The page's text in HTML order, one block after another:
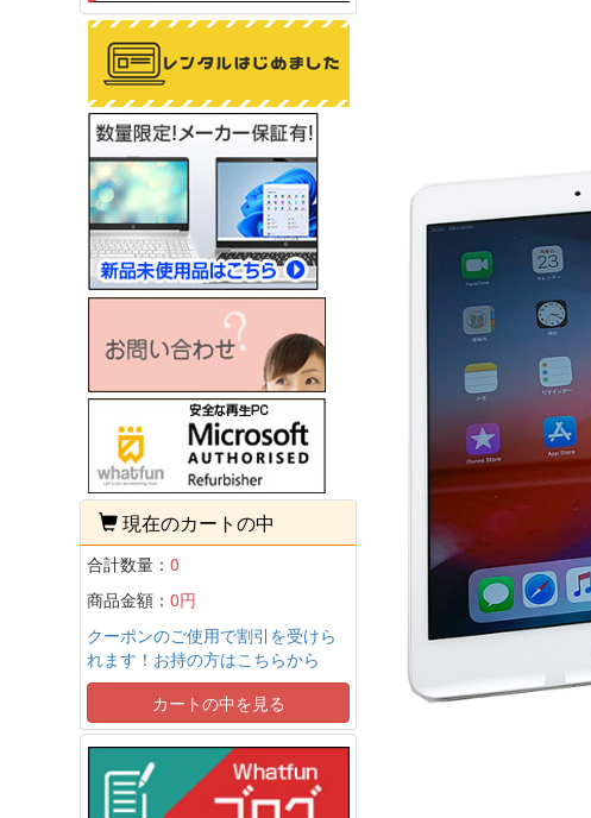
現在のカートの中
合計数量： 0
商品金額： 0円
クーポンのご使用で割引を受けら
れます！お持の方はこちらから
カートの中を見る